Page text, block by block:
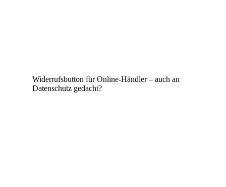
Widerrufsbutton für Online-Händler – auch an
Datenschutz gedacht?